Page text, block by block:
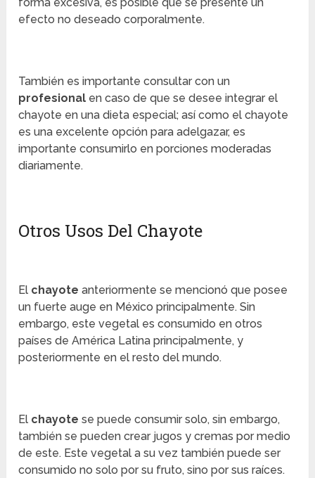
forma excesiva, es posible que se presente un
efecto no deseado corporalmente.
También es importante consultar con un
profesional en caso de que se desee integrar el
chayote en una dieta especial; así como el chayote
es una excelente opción para adelgazar, es
importante consumirlo en porciones moderadas
diariamente.
Otros Usos Del Chayote
El chayote anteriormente se mencionó que posee
un fuerte auge en México principalmente. Sin
embargo, este vegetal es consumido en otros
países de América Latina principalmente, y
posteriormente en el resto del mundo.
El chayote se puede consumir solo, sin embargo,
también se pueden crear jugos y cremas por medio
de este. Este vegetal a su vez también puede ser
consumido no solo por su fruto, sino por sus raíces.